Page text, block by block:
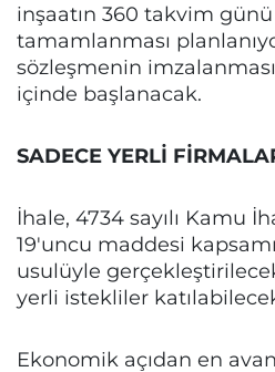
inşaatın 360 takvim
tamamlanması
sözleşmenin
içinde başlanacak.
SADECE YERLİ
İhale, 4734 sayılı Kamu
19'uncu maddesi
usulüyle
yerli istekliler
Ekonomik açıdan en